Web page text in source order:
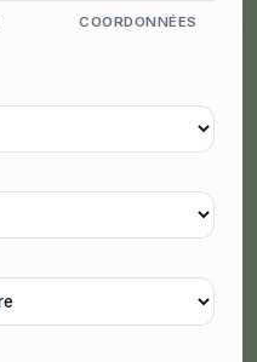
COORDONNÉES